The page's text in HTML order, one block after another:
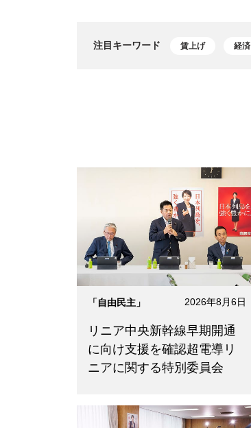
注目キーワード 賃上げ 経済
「自由民主」 2026年8月6日
リニア中央新幹線早期開通
に向け支援を確認超電導リ
ニアに関する特別委員会